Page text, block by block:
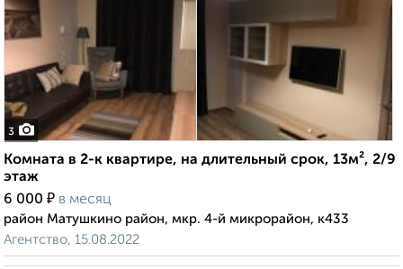
3
Комната в 2-к квартире, на длительный срок, 13м², 2/9
этаж
6 000 ₽ в месяц
район Матушкино район, мкр. 4-й микрорайон, к433
Агентство, 15.08.2022